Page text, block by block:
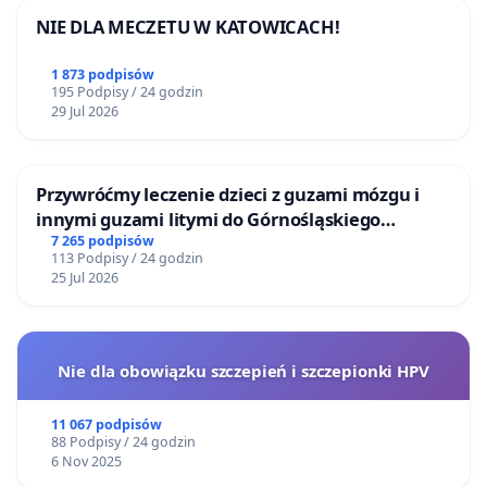
normalnie...”.
- Odizolowanie sprawcy od ofiary, to jedyna skuteczna
droga, by tę sytuację zakończyć. Oni muszą poczuć, że
– powiedział Adam Straszewicz, psycholog
kryminalny.
W lutym 2019 roku, 3-osobowa rodzina
skazana za nękanie, groźby karalne i niszczenie
mienia pani Bożeny Wołowicz. Wyrok nie jest
prawomocny. Jesienią 2019 roku przed Sądem
Okręgowym w Rzeszowie ruszył proces apelacyjny.
Prokurator żądał dwóch lat i sześciu miesięcy
NIE DLA MECZETU W KATOWICACH!
1 873 podpisów
195 Podpisy / 24 godzin
29 Jul 2026
Przywróćmy leczenie dzieci z guzami mózgu i
innymi guzami litymi do Górnośląskiego
Centrum Zdrowia Dziecka w Katowicach
7 265 podpisów
113 Podpisy / 24 godzin
25 Jul 2026
Nie dla obowiązku szczepień i szczepionki HPV
11 067 podpisów
88 Podpisy / 24 godzin
6 Nov 2025